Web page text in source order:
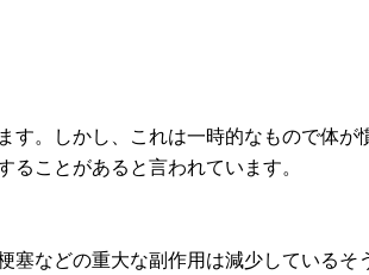
。しかし、これは一時的なもので体が
ことがあると言われています。
などの重大な副作用は減少しているそ